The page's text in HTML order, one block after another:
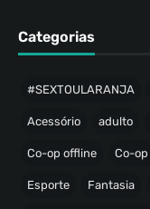
Categorias
#SEXTOULARANJA
Acessório adulto
Co-op offline Co-
Esporte Fantasia